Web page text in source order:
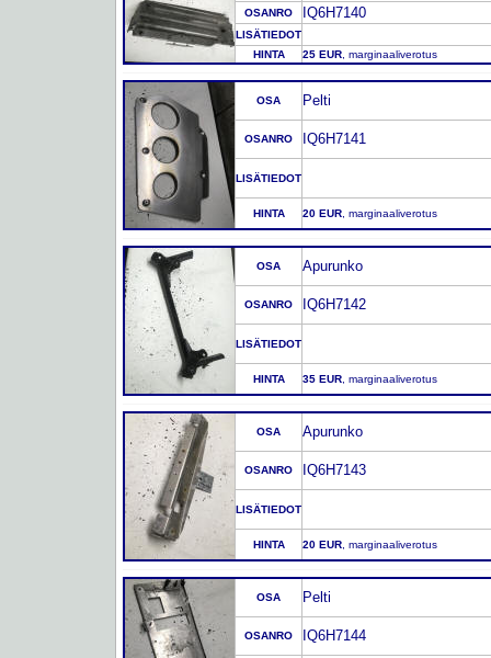
OSANRO IQ6H7140
LISÄTIEDOT
HINTA
25 EUR , marginaaliverotus
OSA Pelti
OSANRO IQ6H7141
LISÄTIEDOT
HINTA 20 EUR , marginaaliverotus
OSA Apurunko
OSANRO IQ6H7142
LISÄTIEDOT
HINTA 35 EUR , marginaaliverotus
OSA Apurunko
OSANRO IQ6H7143
LISÄTIEDOT
HINTA 20 EUR , marginaaliverotus
OSA Pelti
OSANRO IQ6H7144